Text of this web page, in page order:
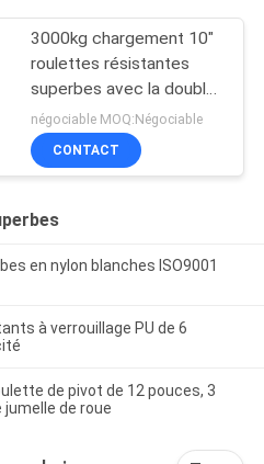
3000kg chargement 10"
roulettes résistantes
superbes avec la double
roue
négociable MOQ:Négociable
CONTACT
en nylon blanches ISO9001
à verrouillage PU de 6
de pivot de 12 pouces, 3
de roue